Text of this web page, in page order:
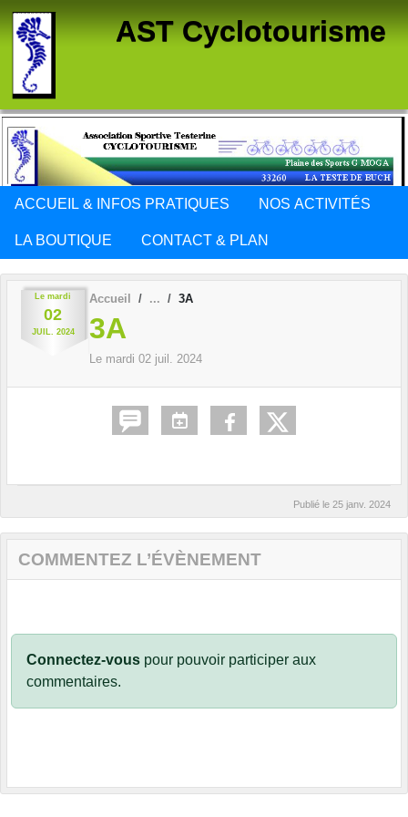
AST Cyclotourisme
ACCUEIL & INFOS PRATIQUES NOS ACTIVITÉS
LA BOUTIQUE CONTACT & PLAN
Le mardi
02
JUIL. 2024
Accueil 3A
3A
Le mardi 02 juil. 2024
Publié le 25 janv. 2024
COMMENTEZ L’ÉVÈNEMENT
Connectez-vous pour pouvoir participer aux
commentaires.
Panneau de gestion des cookies